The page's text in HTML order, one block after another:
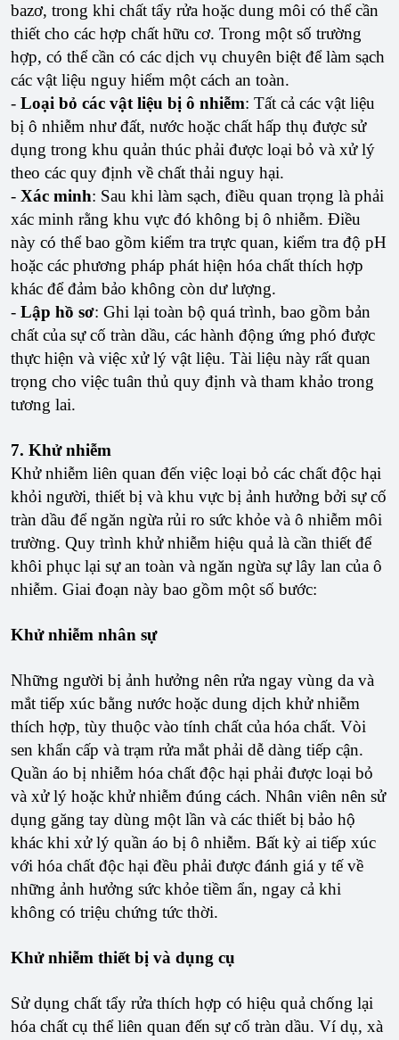
bazơ, trong khi chất tẩy rửa hoặc dung môi có thể cần
thiết cho các hợp chất hữu cơ. Trong một số trường
hợp, có thể cần có các dịch vụ chuyên biệt để làm sạch
các vật liệu nguy hiểm một cách an toàn.
- Loại bỏ các vật liệu bị ô nhiễm: Tất cả các vật liệu
bị ô nhiễm như đất, nước hoặc chất hấp thụ được sử
dụng trong khu quản thúc phải được loại bỏ và xử lý
theo các quy định về chất thải nguy hại.
- Xác minh: Sau khi làm sạch, điều quan trọng là phải
xác minh rằng khu vực đó không bị ô nhiễm. Điều
này có thể bao gồm kiểm tra trực quan, kiểm tra độ pH
hoặc các phương pháp phát hiện hóa chất thích hợp
khác để đảm bảo không còn dư lượng.
- Lập hồ sơ: Ghi lại toàn bộ quá trình, bao gồm bản
chất của sự cố tràn dầu, các hành động ứng phó được
thực hiện và việc xử lý vật liệu. Tài liệu này rất quan
trọng cho việc tuân thủ quy định và tham khảo trong
tương lai.
7. Khử nhiễm
Khử nhiễm liên quan đến việc loại bỏ các chất độc hại
khỏi người, thiết bị và khu vực bị ảnh hưởng bởi sự cố
tràn dầu để ngăn ngừa rủi ro sức khỏe và ô nhiễm môi
trường. Quy trình khử nhiễm hiệu quả là cần thiết để
khôi phục lại sự an toàn và ngăn ngừa sự lây lan của ô
nhiễm. Giai đoạn này bao gồm một số bước:
Khử nhiễm nhân sự
Những người bị ảnh hưởng nên rửa ngay vùng da và
mắt tiếp xúc bằng nước hoặc dung dịch khử nhiễm
thích hợp, tùy thuộc vào tính chất của hóa chất. Vòi
sen khẩn cấp và trạm rửa mắt phải dễ dàng tiếp cận.
Quần áo bị nhiễm hóa chất độc hại phải được loại bỏ
và xử lý hoặc khử nhiễm đúng cách. Nhân viên nên sử
dụng găng tay dùng một lần và các thiết bị bảo hộ
khác khi xử lý quần áo bị ô nhiễm. Bất kỳ ai tiếp xúc
với hóa chất độc hại đều phải được đánh giá y tế về
những ảnh hưởng sức khỏe tiềm ẩn, ngay cả khi
không có triệu chứng tức thời.
Khử nhiễm thiết bị và dụng cụ
Sử dụng chất tẩy rửa thích hợp có hiệu quả chống lại
hóa chất cụ thể liên quan đến sự cố tràn dầu. Ví dụ, xà